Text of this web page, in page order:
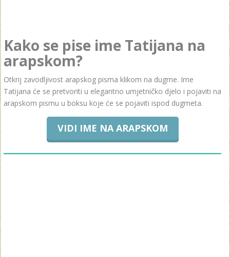
Kako se pise ime Tatijana na
arapskom?
Otkrij zavodljivost arapskog pisma klikom na dugme. Ime
Tatijana će se pretvoriti u elegantno umjetničko djelo i pojaviti na
arapskom pismu u boksu koje će se pojaviti ispod dugmeta.
VIDI IME NA ARAPSKOM